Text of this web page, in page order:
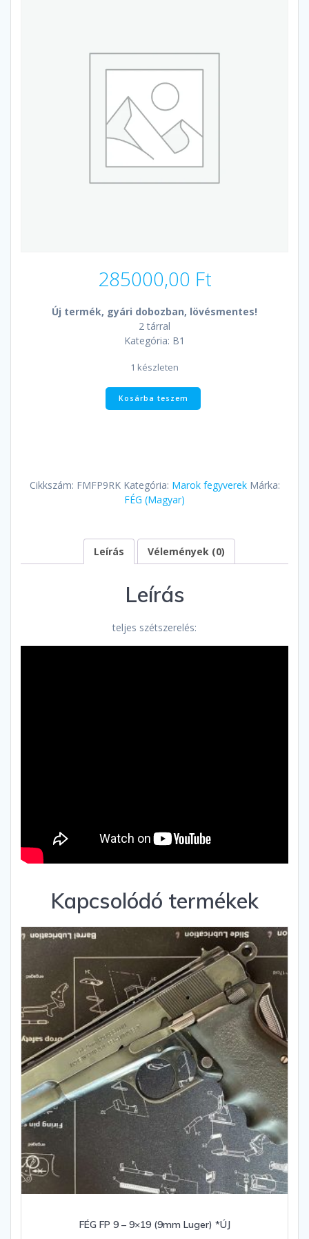
285000,00 Ft
Új termék, gyári dobozban, lövésmentes!
2 tárral
Kategória: B1
1 készleten
FÉG
P
(9mm
Luger)
Kosárba teszem
Cikkszám: FMFP9RK Kategória: Marok fegyverek Márka:
FÉG (Magyar)
Leírás Vélemények (0)
Leírás
teljes szétszerelés:
Kapcsolódó termékek
FÉG FP 9 – 9×19 (9mm Luger) *ÚJ